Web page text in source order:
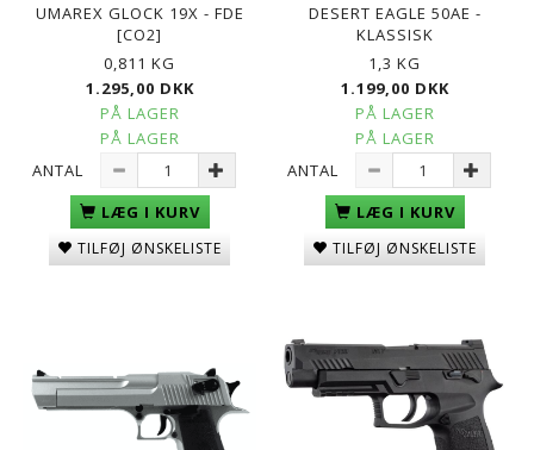
UMAREX GLOCK 19X - FDE
[CO2]
0,811 KG
1.295,00 DKK
PÅ LAGER
PÅ LAGER
ANTAL
LÆG I KURV
TILFØJ ØNSKELISTE
DESERT EAGLE 50AE -
KLASSISK
1,3 KG
1.199,00 DKK
PÅ LAGER
PÅ LAGER
ANTAL
LÆG I KURV
TILFØJ ØNSKELISTE